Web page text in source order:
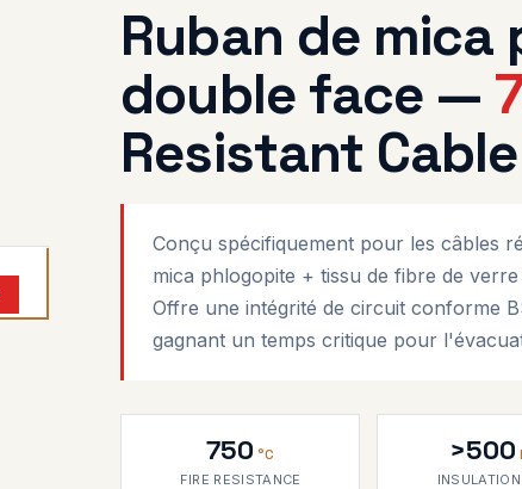
Ruban de
double face —
Resistant
Conçu spécifiquement pour les câbles
mica phlogopite + tissu de fibre de
Offre une intégrité de circuit conforme
gagnant un temps critique pour
750 °C
FIRE RESISTANCE
>500